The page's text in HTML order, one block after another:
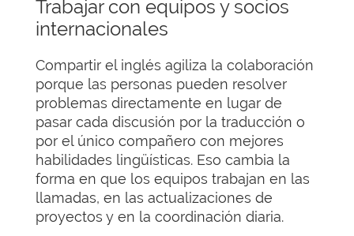
Trabajar con equipos y socios
internacionales
Compartir el inglés agiliza la colaboración
porque las personas pueden resolver
problemas directamente en lugar de
pasar cada discusión por la traducción o
por el único compañero con mejores
habilidades lingüísticas. Eso cambia la
forma en que los equipos trabajan en las
llamadas, en las actualizaciones de
proyectos y en la coordinación diaria.